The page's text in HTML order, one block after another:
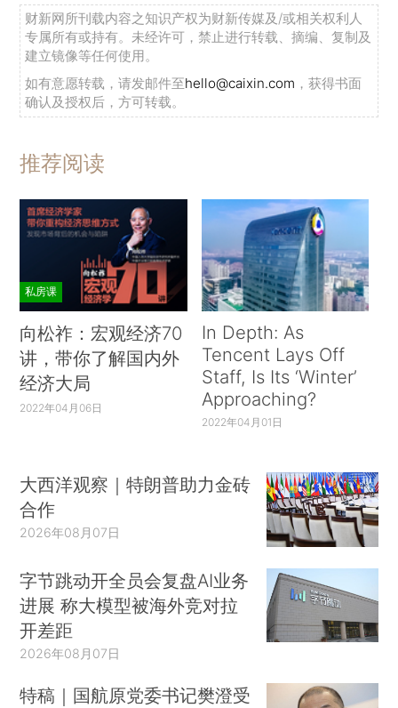
财新网所刊载内容之知识产权为财新传媒及/或相关权利人
专属所有或持有。未经许可，禁止进行转载、摘编、复制及
建立镜像等任何使用。
如有意愿转载，请发邮件至hello@caixin.com ，获得书面
确认及授权后，方可转载。
推荐阅读
私房课
向松祚：宏观经济70
讲，带你了解国内外
经济大局
2022年04月06日
In Depth: As
Tencent Lays Off
Staff, Is Its ‘Winter’
Approaching?
2022年04月01日
大西洋观察｜特朗普助力金砖
合作
2026年08月07日
字节跳动开全员会复盘AI业务
进展 称大模型被海外竞对拉
开差距
2026年08月07日
特稿｜国航原党委书记樊澄受